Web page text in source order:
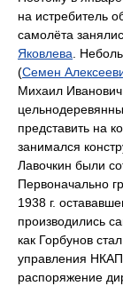
на истребитель
самолёта
Яковлева .
(Семен
Михаил Иванович
представить на
занимался
Лавочкин были
Первоначально
1938 г.
производились
как Горбунов
управления
распоряжение